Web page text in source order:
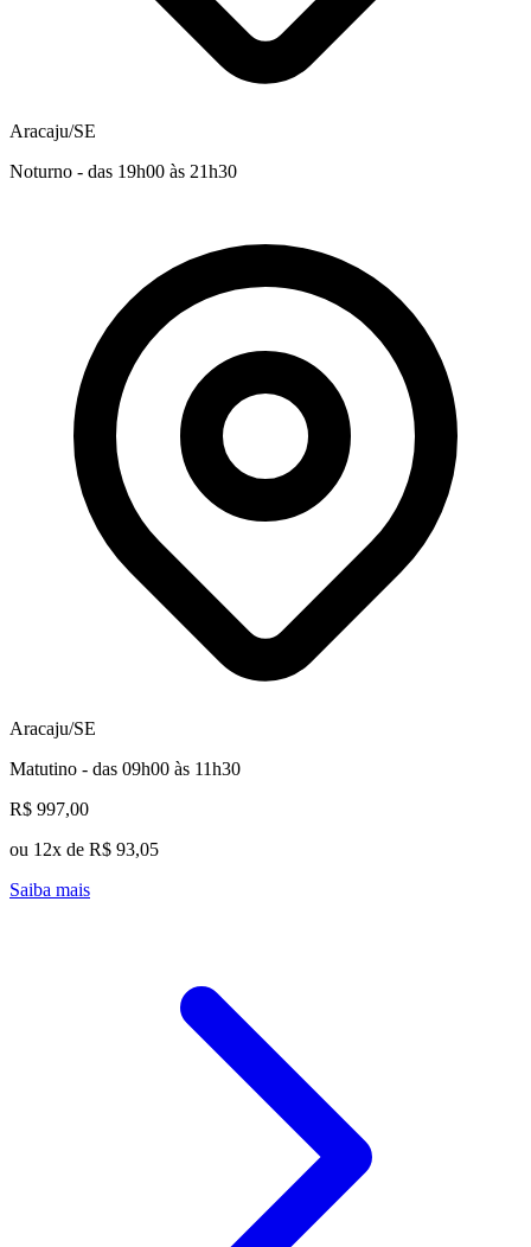
Aracaju/SE
Noturno - das 19h00 às 21h30
Aracaju/SE
Matutino - das 09h00 às 11h30
R$ 997,00
ou 12x de R$ 93,05
Saiba mais